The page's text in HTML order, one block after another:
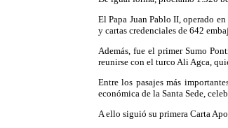
El Papa Juan Pablo II, operado
y cartas credenciales de 642
Además, fue el primer Sumo
reunirse con el turco Ali Agca,
Entre los pasajes más
económica de la Santa Sede,
A ello siguió su primera Carta